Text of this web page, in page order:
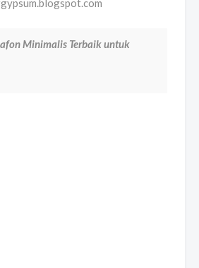
Minimalis Terbaik untuk